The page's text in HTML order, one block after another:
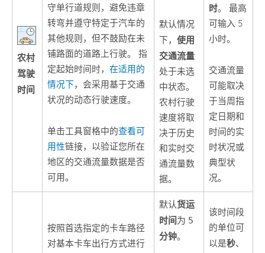
农村
驾驶
时间
守单行道规则，避免违章
转弯并遵守特定于汽车的
其他规则，但不鼓励在未
铺路面的道路上行驶。 指
定起始时间时，在适用的
情况下，会采用基于交通
状况的动态行驶速度。
单击工具窗格中的查看可
用性链接，以验证您所在
地区的交通流量数据是否
可用。
默认情况
下，使用
交通流量
处于未选
中状态。
农村行驶
速度将取
决于历史
和实时交
通流量数
据。
时。 最高
可输入 5
小时。
交通流量
可能取决
于当周指
定日期和
时间的实
时状况或
典型状
况。
按照首选指定的卡车路径
对基本卡车出行方式进行
默认货运
时间为 5
分钟。
该时间段
的单位可
以是秒、